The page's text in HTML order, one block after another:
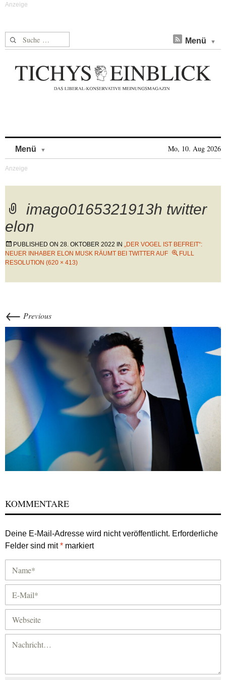
Suche nach: Menü
Menü Mo, 10. Aug 2026
imago0165321913h twitter
elon
PUBLISHED ON 28. OKTOBER 2022 IN „DER VOGEL IST BEFREIT“:
NEUER INHABER ELON MUSK RÄUMT BEI TWITTER AUF
FULL
RESOLUTION (620 × 413)
← Previous
KOMMENTARE
Deine E-Mail-Adresse wird nicht veröffentlicht. Erforderliche
Felder sind mit* markiert